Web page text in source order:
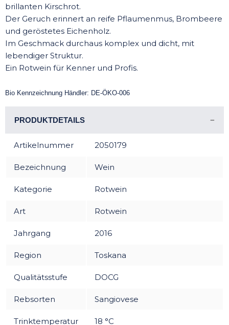
brillanten Kirschrot.
Der Geruch erinnert an reife Pflaumenmus, Brombeere
und geröstetes Eichenholz.
Im Geschmack durchaus komplex und dicht, mit
lebendiger Struktur.
Ein Rotwein für Kenner und Profis.
Bio Kennzeichnung Händler: DE-ÖKO-006
PRODUKTDETAILS
Artikelnummer 2050179
Bezeichnung Wein
Kategorie Rotwein
Art Rotwein
Jahrgang 2016
Region Toskana
Qualitätsstufe DOCG
Rebsorten Sangiovese
Trinktemperatur 18 °C